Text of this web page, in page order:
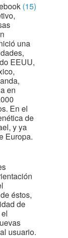
(15)
una
EEUU,
en
En el
de
y ya
Europa.
éstos,
de
usuario.